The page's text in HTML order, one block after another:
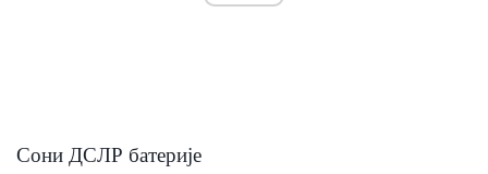
Сони ДСЛР батерије